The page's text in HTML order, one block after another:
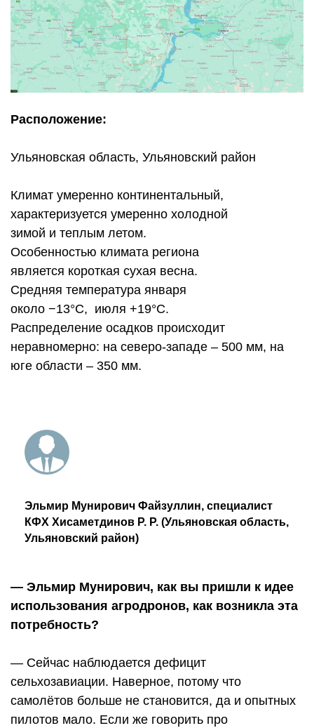
Расположение:
Ульяновская область, Ульяновский район
Климат умеренно континентальный,
характеризуется умеренно холодной
зимой и теплым летом.
Особенностью климата региона
является короткая сухая весна.
Средняя температура января
около −13°С, июля +19°С.
Распределение осадков происходит
неравномерно: на северо-западе – 500 мм, на
юге области – 350 мм.
Эльмир Мунирович Файзуллин, специалист
КФХ Хисаметдинов Р. Р. (Ульяновская область,
Ульяновский район)
— Эльмир Мунирович, как вы пришли к идее
использования агродронов, как возникла эта
потребность?
— Сейчас наблюдается дефицит
сельхозавиации. Наверное, потому что
самолётов больше не становится, да и опытных
пилотов мало. Если же говорить про